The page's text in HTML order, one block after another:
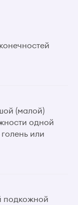
(малой)
одной
или
подкожной